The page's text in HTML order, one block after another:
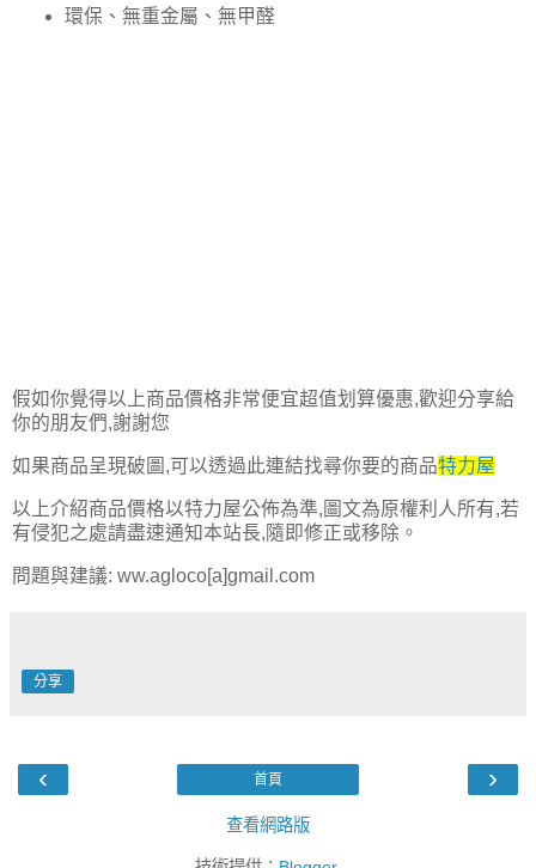
環保、無重金屬、無甲醛
假如你覺得以上商品價格非常便宜超值划算優惠,歡迎分享給
你的朋友們,謝謝您
如果商品呈現破圖,可以透過此連結找尋你要的商品特力屋
以上介紹商品價格以特力屋公佈為準,圖文為原權利人所有,若
有侵犯之處請盡速通知本站長,隨即修正或移除。
問題與建議: ww.agloco[a]gmail.com
分享
‹ ›
首頁
查看網路版